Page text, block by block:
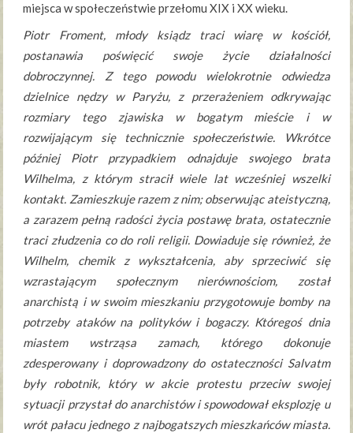
miejsca w społeczeństwie przełomu XIX i XX wieku.
Piotr Froment, młody ksiądz traci wiarę w kościół,
postanawia poświęcić swoje życie działalności
dobroczynnej. Z tego powodu wielokrotnie odwiedza
dzielnice nędzy w Paryżu, z przerażeniem odkrywając
rozmiary tego zjawiska w bogatym mieście i w
rozwijającym się technicznie społeczeństwie. Wkrótce
później Piotr przypadkiem odnajduje swojego brata
Wilhelma, z którym stracił wiele lat wcześniej wszelki
kontakt. Zamieszkuje razem z nim; obserwując ateistyczną,
a zarazem pełną radości życia postawę brata, ostatecznie
traci złudzenia co do roli religii. Dowiaduje się również, że
Wilhelm, chemik z wykształcenia, aby sprzeciwić się
wzrastającym społecznym nierównościom, został
anarchistą i w swoim mieszkaniu przygotowuje bomby na
potrzeby ataków na polityków i bogaczy. Któregoś dnia
miastem wstrząsa zamach, którego dokonuje
zdesperowany i doprowadzony do ostateczności Salvatm
były robotnik, który w akcie protestu przeciw swojej
sytuacji przystał do anarchistów i spowodował eksplozję u
wrót pałacu jednego z najbogatszych mieszkańców miasta.